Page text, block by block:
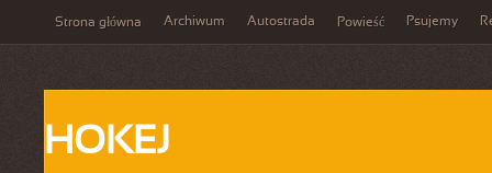
Strona główna Archiwum Autostrada Powieść Psujemy
HOKEJ